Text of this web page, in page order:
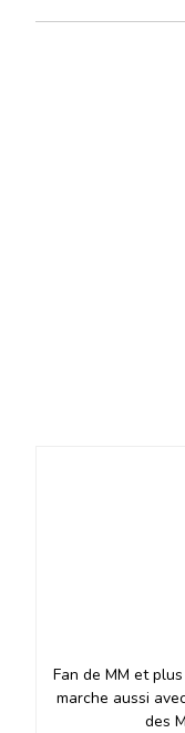
Fan de MM et
marche aussi
des